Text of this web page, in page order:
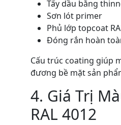
Tẩy dầu bằng
Sơn lót primer
Phủ lớp topcoat
Đóng rắn hoàn
Cấu trúc coating giúp
đương bề mặt sản
4. Giá Trị
RAL 4012